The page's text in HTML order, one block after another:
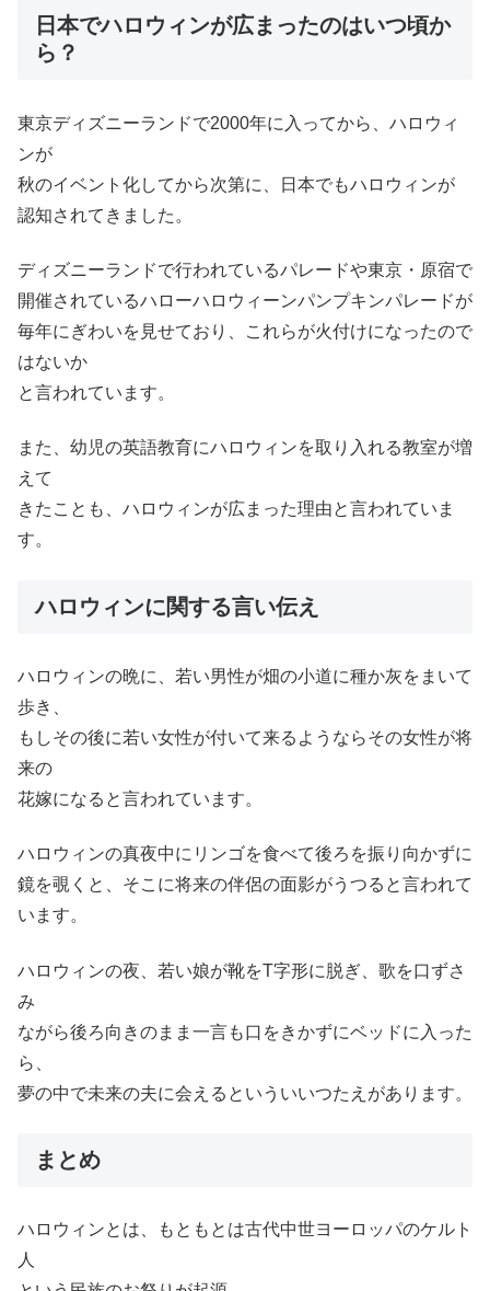
日本でハロウィンが広まったのはいつ頃か
ら？
東京ディズニーランドで2000年に入ってから、ハロウィ
ンが
秋のイベント化してから次第に、日本でもハロウィンが
認知されてきました。
ディズニーランドで行われているパレードや東京・原宿で
開催されているハローハロウィーンパンプキンパレードが
毎年にぎわいを見せており、これらが火付けになったので
はないか
と言われています。
また、幼児の英語教育にハロウィンを取り入れる教室が増
えて
きたことも、ハロウィンが広まった理由と言われていま
す。
ハロウィンに関する言い伝え
ハロウィンの晩に、若い男性が畑の小道に種か灰をまいて
歩き、
もしその後に若い女性が付いて来るようならその女性が将
来の
花嫁になると言われています。
ハロウィンの真夜中にリンゴを食べて後ろを振り向かずに
鏡を覗くと、そこに将来の伴侶の面影がうつると言われて
います。
ハロウィンの夜、若い娘が靴をT字形に脱ぎ、歌を口ずさ
み
ながら後ろ向きのまま一言も口をきかずにベッドに入った
ら、
夢の中で未来の夫に会えるといういいつたえがあります。
まとめ
ハロウィンとは、もともとは古代中世ヨーロッパのケルト
人